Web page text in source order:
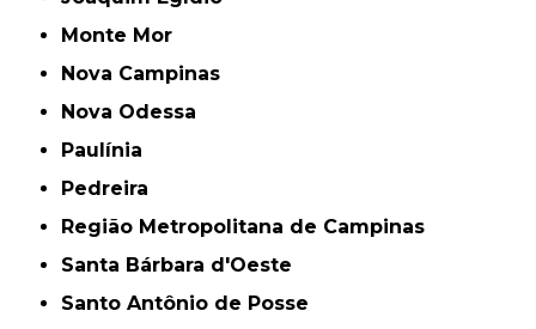
Monte Mor
Nova Campinas
Nova Odessa
Paulínia
Pedreira
Região Metropolitana de Campinas
Santa Bárbara d'Oeste
Santo Antônio de Posse